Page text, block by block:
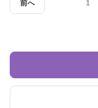
前へ 1